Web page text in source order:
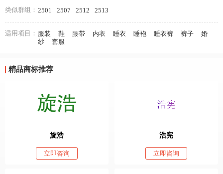
类似群组： 2501 2507 2512 2513
适用项目： 服装 鞋 腰带 内衣 睡衣 睡袍 睡衣裤 裤子
婚
纱
套服
精品商标推荐
旋浩
立即咨询
浩宪
立即咨询